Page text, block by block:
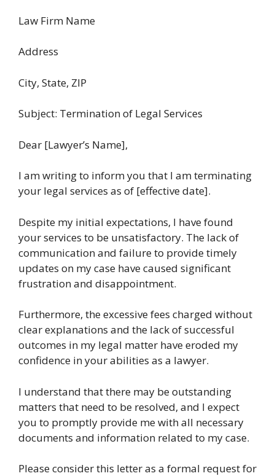
Law Firm Name
Address
City, State, ZIP
Subject: Termination of Legal Services
Dear [Lawyer’s Name],
I am writing to inform you that I am terminating
your legal services as of [effective date].
Despite my initial expectations, I have found
your services to be unsatisfactory. The lack of
communication and failure to provide timely
updates on my case have caused significant
frustration and disappointment.
Furthermore, the excessive fees charged without
clear explanations and the lack of successful
outcomes in my legal matter have eroded my
confidence in your abilities as a lawyer.
I understand that there may be outstanding
matters that need to be resolved, and I expect
you to promptly provide me with all necessary
documents and information related to my case.
Please consider this letter as a formal request for